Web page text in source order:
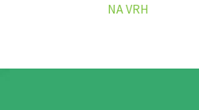
NA VRH